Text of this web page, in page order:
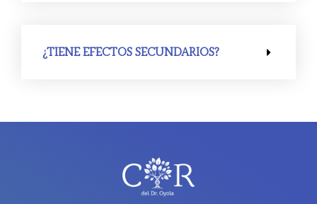
¿TIENE EFECTOS SECUNDARIOS?